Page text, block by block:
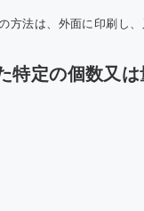
方法は、外面に印刷し
特定の個数又